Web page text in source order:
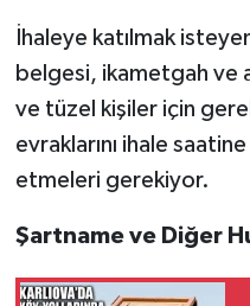
İhaleye katılmak
belgesi, ikametgah ve
ve tüzel kişiler için
evraklarını ihale
etmeleri gerekiyor.
Şartname ve Diğer